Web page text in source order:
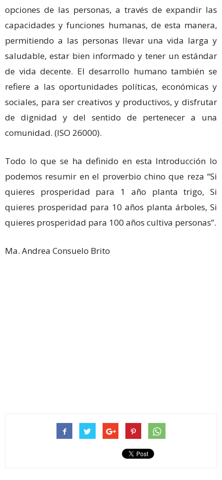
opciones de las personas, a través de expandir las
capacidades y funciones humanas, de esta manera,
permitiendo a las personas llevar una vida larga y
saludable, estar bien informado y tener un estándar
de vida decente. El desarrollo humano también se
refiere a las oportunidades políticas, económicas y
sociales, para ser creativos y productivos, y disfrutar
de dignidad y del sentido de pertenecer a una
comunidad. (ISO 26000).
Todo lo que se ha definido en esta Introducción lo
podemos resumir en el proverbio chino que reza “Si
quieres prosperidad para 1 año planta trigo, Si
quieres prosperidad para 10 años planta árboles, Si
quieres prosperidad para 100 años cultiva personas”.
Ma. Andrea Consuelo Brito